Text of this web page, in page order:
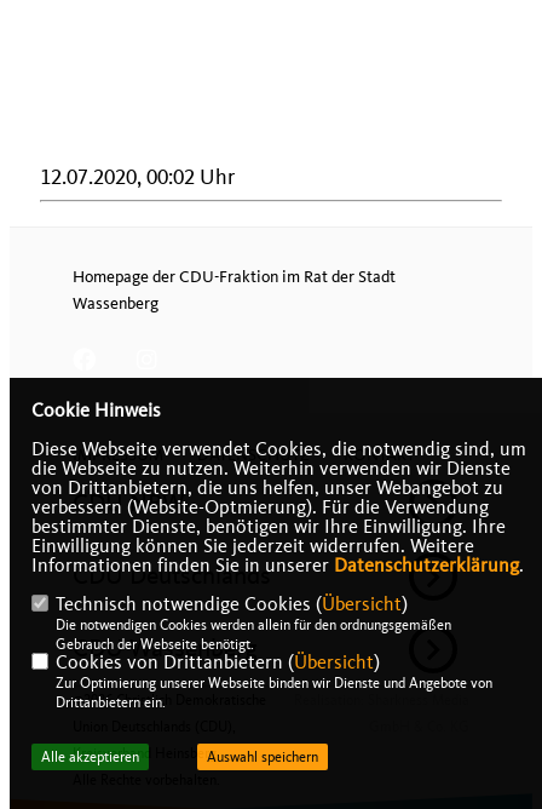
12.07.2020, 00:02 Uhr
Homepage der CDU-Fraktion im Rat der Stadt
Wassenberg
IMPRESSUM DATENSCHUTZ KONTAKT
CDU NRW
CDU Deutschlands
CDU Wassenberg
@2026 Christlich Demokratische
Kreisverband Heinsberg
Cookie Hinweis
Diese Webseite verwendet Cookies, die notwendig sind, um
die Webseite zu nutzen. Weiterhin verwenden wir Dienste
von Drittanbietern, die uns helfen, unser Webangebot zu
verbessern (Website-Optmierung). Für die Verwendung
bestimmter Dienste, benötigen wir Ihre Einwilligung. Ihre
Einwilligung können Sie jederzeit widerrufen. Weitere
Informationen finden Sie in unserer Datenschutzerklärung.
Technisch notwendige Cookies (Übersicht)
Die notwendigen Cookies werden allein für den ordnungsgemäßen
Gebrauch der Webseite benötigt.
Cookies von Drittanbietern (Übersicht)
Zur Optimierung unserer Webseite binden wir Dienste und Angebote von
Drittanbietern ein.
Alle akzeptieren Auswahl speichern